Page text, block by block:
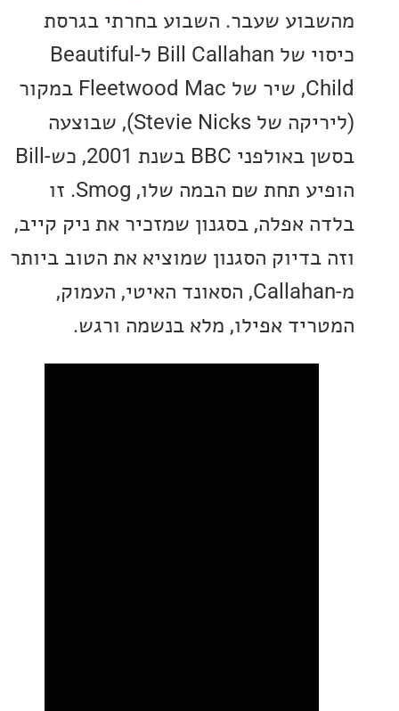
שעבר. השבוע בחרתי בגרסת
כיסוי של Bill Callahan ל-Beautiful
Child, שיר של Fleetwood Mac במקור
(ליריקה של Stevie Nicks), שבוצעה
בסשן באולפני BBC בשנת 2001, כש-Bill
הופיע תחת שם הבמה שלו, Smog. זו
אפלה, בסגנון שמזכיר את ניק קייב,
הסגנון שמוציא את הטוב ביותר
מ-Callahan, הסאונד האיטי, העמוק,
אפילו, מלא בנשמה ורגש.